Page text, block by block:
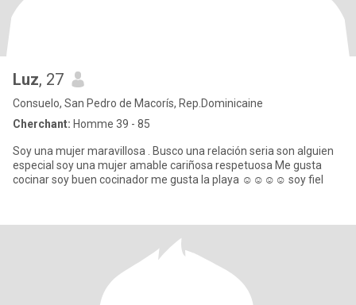
Luz, 27
Consuelo, San Pedro de Macorís, Rep.Dominicaine
Cherchant: Homme 39 - 85
Soy una mujer maravillosa . Busco una relación seria son alguien
especial soy una mujer amable cariñosa respetuosa Me gusta
cocinar soy buen cocinador me gusta la playa ☺️☺️☺️☺️ soy fiel